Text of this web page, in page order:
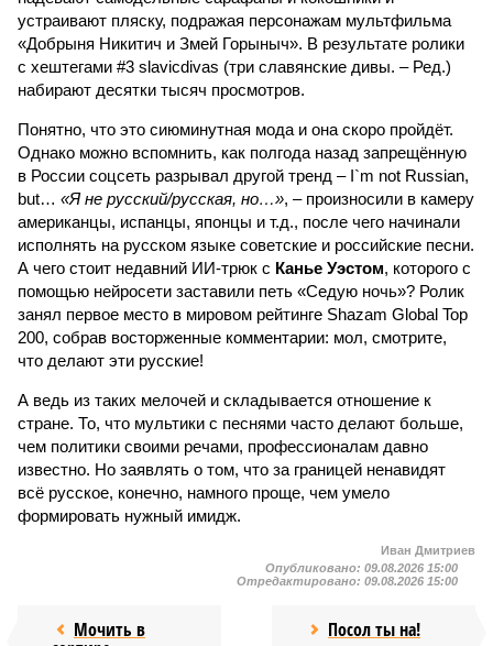
устраивают пляску, подражая персонажам мультфильма
«Добрыня Никитич и Змей Горыныч». В результате ролики
с хештегами #3 slavicdivas (три славянские дивы. – Ред.)
набирают десятки тысяч просмотров.
Понятно, что это сиюминутная мода и она скоро пройдёт.
Однако можно вспомнить, как полгода назад запрещённую
в России соцсеть разрывал другой тренд – I`m not Russian,
but… «Я не русский/русская, но…», – произносили в камеру
американцы, испанцы, японцы и т.д., после чего начинали
исполнять на русском языке советские и российские песни.
А чего стоит недавний ИИ-трюк с Канье Уэстом, которого с
помощью нейросети заставили петь «Седую ночь»? Ролик
занял первое место в мировом рейтинге Shazam Global Top
200, собрав восторженные комментарии: мол, смотрите,
что делают эти русские!
А ведь из таких мелочей и складывается отношение к
стране. То, что мультики с песнями часто делают больше,
чем политики своими речами, профессионалам давно
известно. Но заявлять о том, что за границей ненавидят
всё русское, конечно, намного проще, чем умело
формировать нужный имидж.
Иван Дмитриев
Опубликовано: 09.08.2026 15:00
Отредактировано: 09.08.2026 15:00
Мочить в Посол ты на!